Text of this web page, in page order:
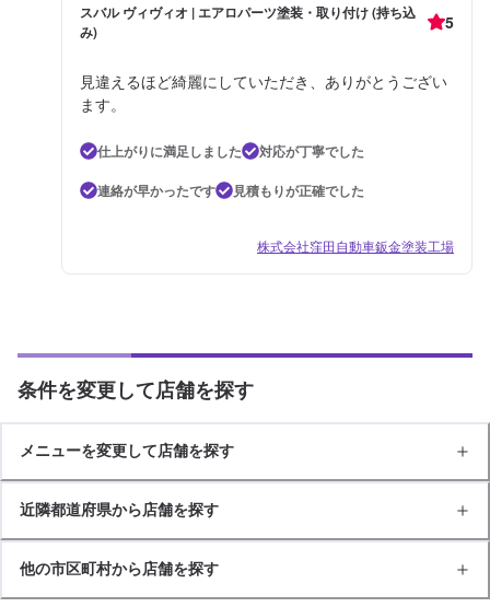
スバル ヴィヴィオ | エアロパーツ塗装・取り付け (持ち込
み)
5
見違えるほど綺麗にしていただき、ありがとうござい
ます。
仕上がりに満足しました
対応が丁寧でした
連絡が早かったです
見積もりが正確でした
株式会社窪田自動車鈑金塗装工場
条件を変更して店舗を探す
メニューを変更して店舗を探す
近隣都道府県から店舗を探す
他の市区町村から店舗を探す